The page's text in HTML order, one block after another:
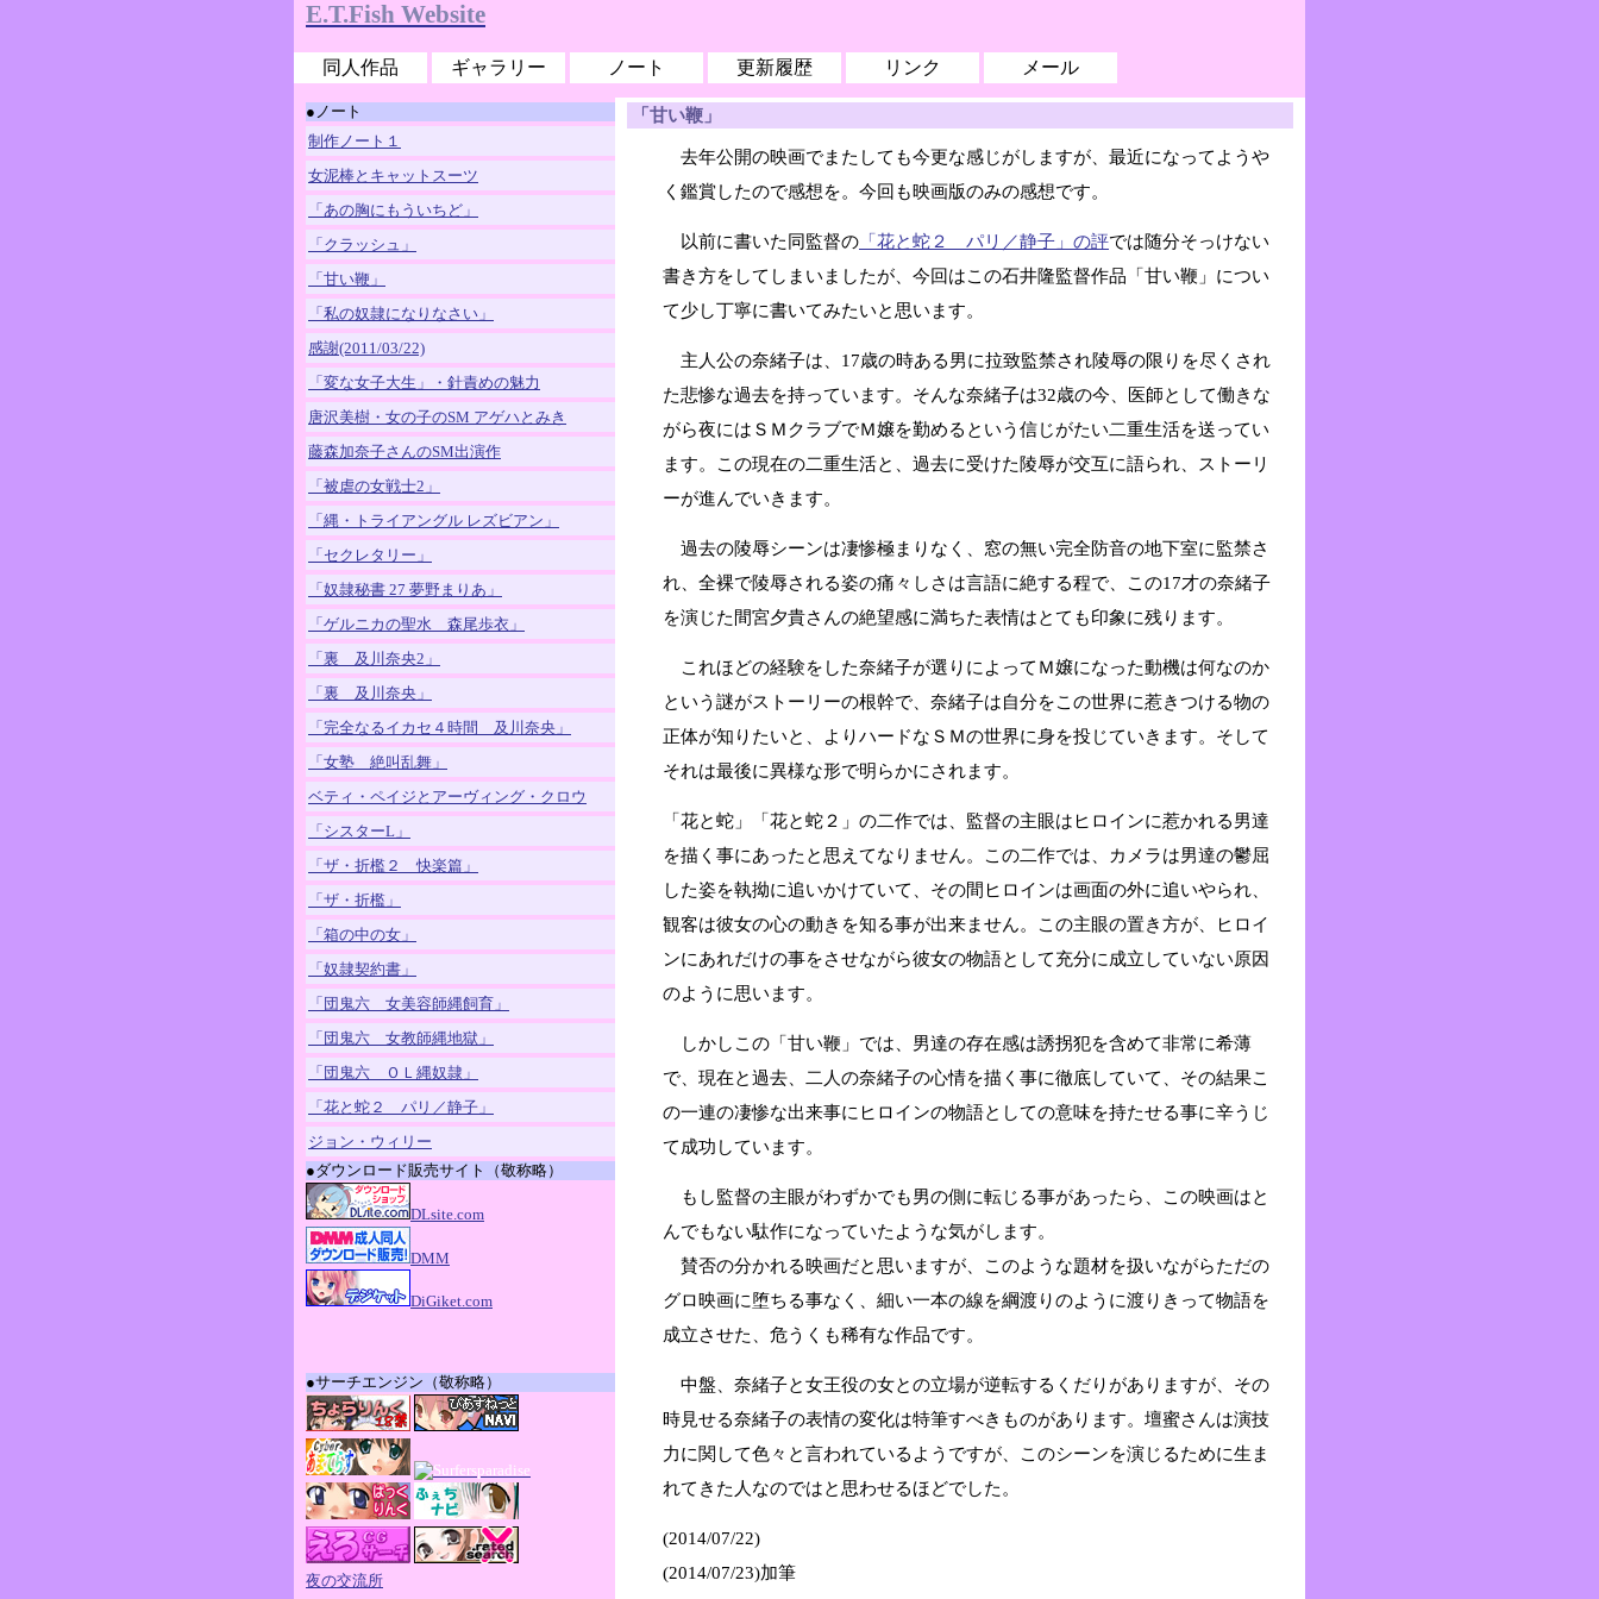
E.T.Fish Website
同人作品 ギャラリー ノート 更新履歴 リンク メール
●ノート
制作ノート１
女泥棒とキャットスーツ
「あの胸にもういちど」
「クラッシュ」
「甘い鞭」
「私の奴隷になりなさい」
感謝(2011/03/22)
「変な女子大生」・針責めの魅力
唐沢美樹・女の子のSM アゲハとみき
藤森加奈子さんのSM出演作
「被虐の女戦士2」
「縄・トライアングル レズビアン」
「セクレタリー」
「奴隷秘書 27 夢野まりあ」
「ゲルニカの聖水 森尾歩衣」
「裏 及川奈央2」
「裏 及川奈央」
「完全なるイカセ４時間 及川奈央」
「女塾 絶叫乱舞」
ベティ・ペイジとアーヴィング・クロウ
「シスターL」
「ザ・折檻２ 快楽篇」
「ザ・折檻」
「箱の中の女」
「奴隷契約書」
「団鬼六 女美容師縄飼育」
「団鬼六 女教師縄地獄」
「団鬼六 ＯＬ縄奴隷」
「花と蛇２ パリ／静子」
ジョン・ウィリー
●ダウンロード販売サイト（敬称略）
●サーチエンジン（敬称略）
「甘い鞭」
去年公開の映画でまたしても今更な感じがしますが、最近になってようや
く鑑賞したので感想を。今回も映画版のみの感想です。
以前に書いた同監督の 「花と蛇２ パリ／静子」の評では随分そっけない
書き方をしてしまいましたが、今回はこの石井隆監督作品「甘い鞭」につい
て少し丁寧に書いてみたいと思います。
主人公の奈緒子は、17歳の時ある男に拉致監禁され陵辱の限りを尽くされ
た悲惨な過去を持っています。そんな奈緒子は32歳の今、医師として働きな
がら夜にはＳＭクラブでＭ嬢を勤めるという信じがたい二重生活を送ってい
ます。この現在の二重生活と、過去に受けた陵辱が交互に語られ、ストーリ
ーが進んでいきます。
過去の陵辱シーンは凄惨極まりなく、窓の無い完全防音の地下室に監禁さ
れ、全裸で陵辱される姿の痛々しさは言語に絶する程で、この17才の奈緒子
を演じた間宮夕貴さんの絶望感に満ちた表情はとても印象に残ります。
これほどの経験をした奈緒子が選りによってＭ嬢になった動機は何なのか
という謎がストーリーの根幹で、奈緒子は自分をこの世界に惹きつける物の
正体が知りたいと、よりハードなＳＭの世界に身を投じていきます。そして
それは最後に異様な形で明らかにされます。
「花と蛇」「花と蛇２」の二作では、監督の主眼はヒロインに惹かれる男達
を描く事にあったと思えてなりません。この二作では、カメラは男達の鬱屈
した姿を執拗に追いかけていて、その間ヒロインは画面の外に追いやられ、
観客は彼女の心の動きを知る事が出来ません。この主眼の置き方が、ヒロイ
ンにあれだけの事をさせながら彼女の物語として充分に成立していない原因
のように思います。
しかしこの「甘い鞭」では、男達の存在感は誘拐犯を含めて非常に希薄
で、現在と過去、二人の奈緒子の心情を描く事に徹底していて、その結果こ
の一連の凄惨な出来事にヒロインの物語としての意味を持たせる事に辛うじ
て成功しています。
もし監督の主眼がわずかでも男の側に転じる事があったら、この映画はと
んでもない駄作になっていたような気がします。
賛否の分かれる映画だと思いますが、このような題材を扱いながらただの
グロ映画に堕ちる事なく、細い一本の線を綱渡りのように渡りきって物語を
成立させた、危うくも稀有な作品です。
中盤、奈緒子と女王役の女との立場が逆転するくだりがありますが、その
時見せる奈緒子の表情の変化は特筆すべきものがあります。壇蜜さんは演技
力に関して色々と言われているようですが、このシーンを演じるために生ま
れてきた人なのではと思わせるほどでした。
(2014/07/22)
(2014/07/23)加筆